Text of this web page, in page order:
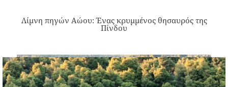
Λίμνη πηγών Αώου: Ένας κρυμμένος θησαυρός της
Πίνδου